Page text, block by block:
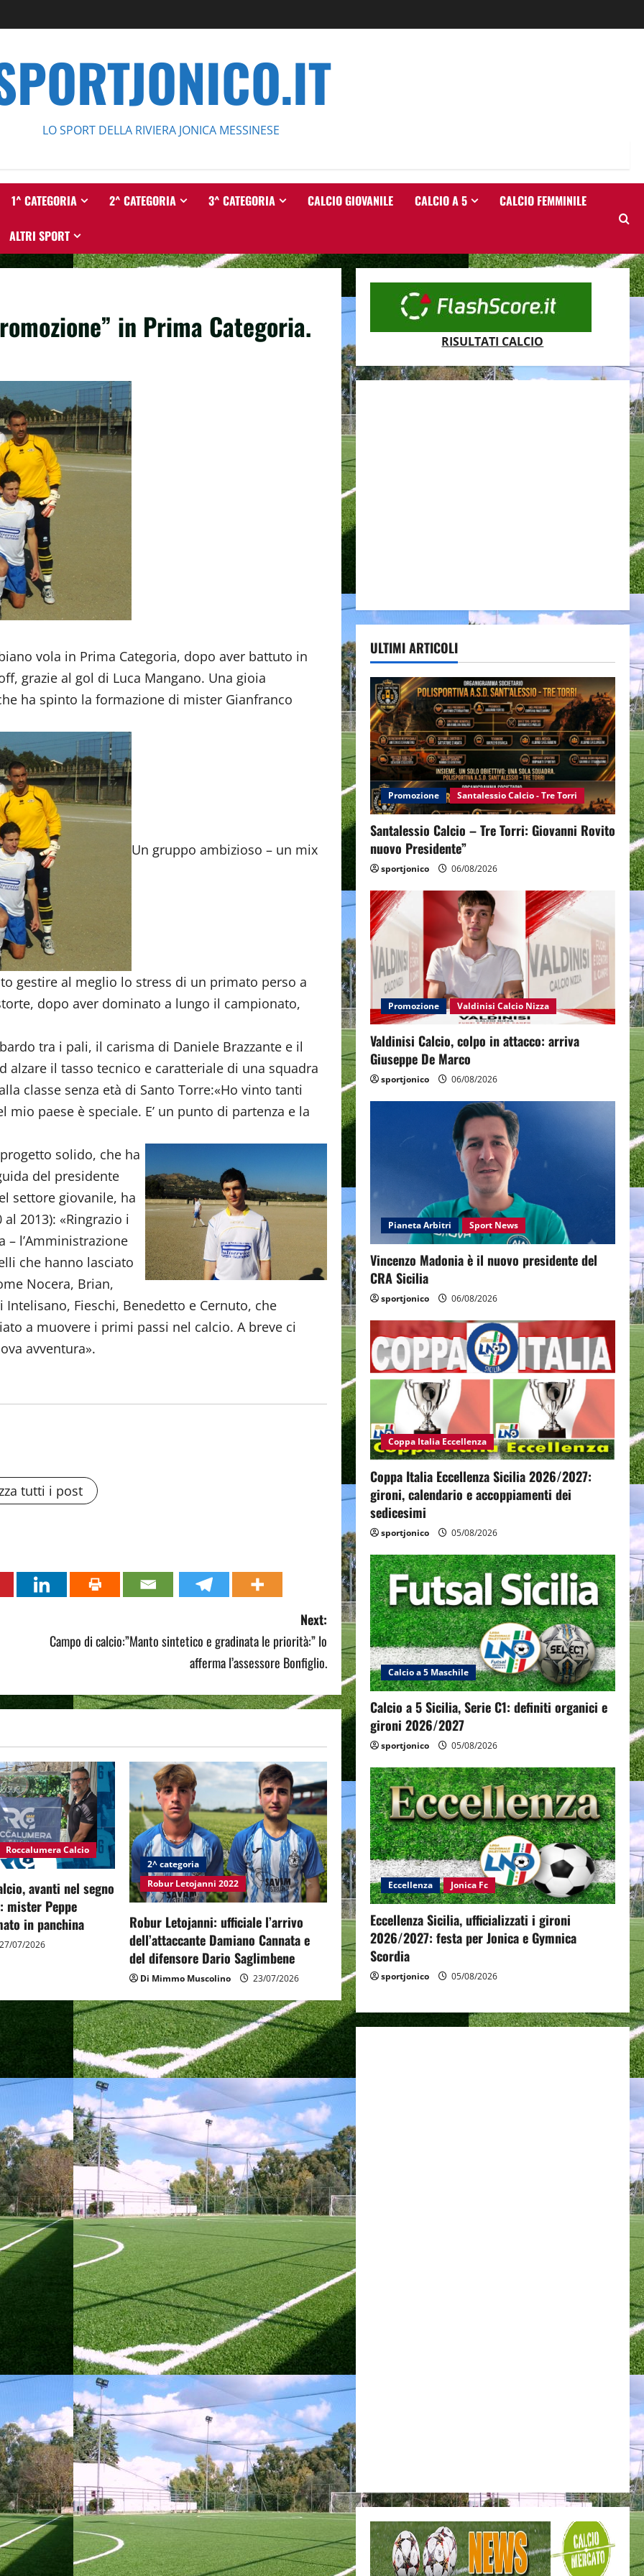
LO SPORT DELLA RIVIERA JONICA MESSINESE
1^ CATEGORIA 2^ CATEGORIA 3^ CATEGORIA CALCIO GIOVANILE CALCIO A 5 CALCIO FEMMINILE
ALTRI SPORT
in Prima Categoria.
vola in Prima Categoria, dopo aver battuto in
grazie al gol di Luca Mangano. Una gioia
ha spinto la formazione di mister Gianfranco
Un gruppo ambizioso – un mix
gestire al meglio lo stress di un primato perso a
dopo aver dominato a lungo il campionato,
tra i pali, il carisma di Daniele Brazzante e il
alzare il tasso tecnico e caratteriale di una squadra
classe senza età di Santo Torre:«Ho vinto tanti
paese è speciale. E’ un punto di partenza e la
solido, che ha
del presidente
settore giovanile, ha
2013): «Ringrazio i
– l’Amministrazione
che hanno lasciato
Nocera, Brian,
Fieschi, Benedetto e Cernuto, che
a muovere i primi passi nel calcio. A breve ci
avventura».
tutti i post
Next:
Campo di calcio:”Manto sintetico e gradinata le priorità:” lo
afferma l’assessore Bonfiglio.
Roccalumera Calcio
avanti nel segno
mister Peppe
in panchina
27/07/2026
2^ categoria
Robur Letojanni 2022
Robur Letojanni: ufficiale l’arrivo
dell’attaccante Damiano Cannata e
del difensore Dario Saglimbene
Di Mimmo Muscolino 23/07/2026
RISULTATI CALCIO
ULTIMI ARTICOLI
Promozione Santalessio Calcio - Tre Torri
Santalessio Calcio – Tre Torri: Giovanni Rovito
nuovo Presidente”
sportjonico 06/08/2026
Promozione Valdinisi Calcio Nizza
Valdinisi Calcio, colpo in attacco: arriva
Giuseppe De Marco
sportjonico 06/08/2026
Pianeta Arbitri Sport News
Vincenzo Madonia è il nuovo presidente del
CRA Sicilia
sportjonico 06/08/2026
Coppa Italia Eccellenza
Coppa Italia Eccellenza Sicilia 2026/2027:
gironi, calendario e accoppiamenti dei
sedicesimi
sportjonico 05/08/2026
Calcio a 5 Maschile
Calcio a 5 Sicilia, Serie C1: definiti organici e
gironi 2026/2027
sportjonico 05/08/2026
Eccellenza Jonica Fc
Eccellenza Sicilia, ufficializzati i gironi
2026/2027: festa per Jonica e Gymnica
Scordia
sportjonico 05/08/2026